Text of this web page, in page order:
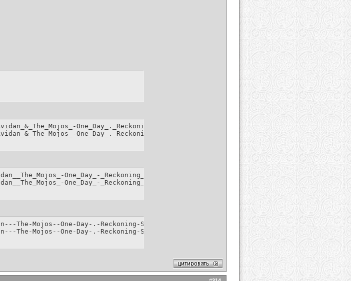
One_Day_._Reckoning_Song_(2012)_HDTV.part1.rar.html
One_Day_._Reckoning_Song_(2012)_HDTV.part2.rar.html
One_Day_-_Reckoning_Song_2012_HDTV-part1-rar
One_Day_-_Reckoning_Song_2012_HDTV-part2-rar
Mojos--One-Day-.-Reckoning-Song--2012--HDTV.part1.rar.html
Mojos--One-Day-.-Reckoning-Song--2012--HDTV.part2.rar.html